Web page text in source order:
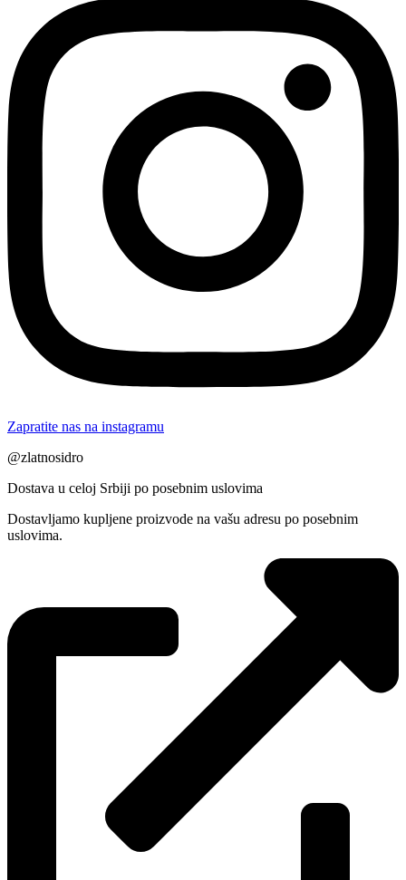
Zapratite nas na instagramu
@zlatnosidro
Dostava u celoj Srbiji po posebnim uslovima
Dostavljamo kupljene proizvode na vašu adresu po posebnim
uslovima.